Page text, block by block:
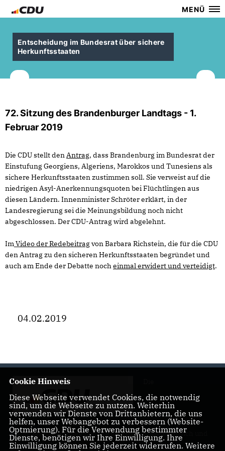
MENÜ
Entscheidung im Bundesrat über sichere
Herkunftsstaaten
72. Sitzung des Brandenburger Landtags - 1.
Februar 2019
Die CDU stellt denAntrag, dass Brandenburg im Bundesrat der
Einstufung Georgiens, Algeriens, Marokkos und Tunesiens als
sichere Herkunftsstaaten zustimmen soll. Sie verweist auf die
niedrigen Asyl-Anerkennungsquoten bei Flüchtlingen aus
diesen Ländern. Innenminister Schröter erklärt, in der
Landesregierung sei die Meinungsbildung noch nicht
abgeschlossen. Der CDU-Antrag wird abgelehnt.
ImVideo der Redebeitragvon Barbara Richstein, die für die CDU
den Antrag zu den sicheren Herkunftsstaaten begründet und
auch am Ende der Debatte nocheinmal erwidert und verteidigt.
04.02.2019
Landtagsabgeordnete Barbara Richstein präsentiert sich und
ihre politischen Ziele.
Cookie Hinweis
Diese Webseite verwendet Cookies, die notwendig
sind, um die Webseite zu nutzen. Weiterhin
verwenden wir Dienste von Drittanbietern, die uns
helfen, unser Webangebot zu verbessern (Website-
Optmierung). Für die Verwendung bestimmter
Dienste, benötigen wir Ihre Einwilligung. Ihre
Einwilligung können Sie jederzeit widerrufen. Weitere